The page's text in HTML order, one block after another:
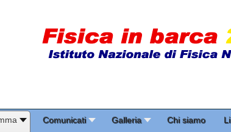
Comunicati Galleria Chi siamo